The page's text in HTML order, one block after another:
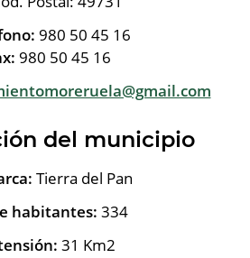
980 50 45 16
980 50 45 16
del municipio
Tierra del Pan
habitantes: 334
31 Km2